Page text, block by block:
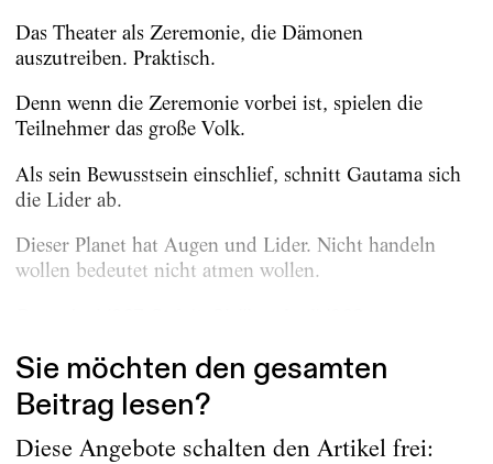
Das Theater als Zeremonie, die Dämonen
auszutreiben. Praktisch.
Denn wenn die Zeremonie vorbei ist, spielen die
Teilnehmer das große Volk.
Als sein Bewusstsein einschlief, schnitt Gautama sich
die Lider ab.
Dieser Planet hat Augen und Lider. Nicht handeln
wollen bedeutet nicht atmen wollen.
Sie möchten den gesamten
Beitrag lesen?
Diese Angebote schalten den Artikel frei: